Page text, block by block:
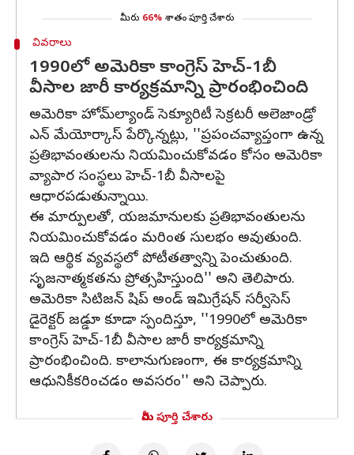
మీరు 66% శాతం పూర్తి చేశారు
వివరాలు
1990లో అమెరికా కాంగ్రెస్‌ హెచ్-1బీ
వీసాల జారీ కార్యక్రమాన్ని ప్రారంభించింది
అమెరికా హోమ్‌ల్యాండ్‌ సెక్యూరిటీ సెక్రటరీ అలెజాండ్రో
ఎన్‌ మేయోర్కాస్‌ పేర్కొన్నట్లు, ''ప్రపంచవ్యాప్తంగా ఉన్న
ప్రతిభావంతులను నియమించుకోవడం కోసం అమెరికా
వ్యాపార సంస్థలు హెచ్-1బీ వీసాలపై
ఆధారపడుతున్నాయి.
ఈ మార్పులతో, యజమానులకు ప్రతిభావంతులను
నియమించుకోవడం మరింత సులభం అవుతుంది.
ఇది ఆర్థిక వ్యవస్థలో పోటీతత్వాన్ని పెంచుతుంది.
సృజనాత్మకతను ప్రోత్సహిస్తుంది'' అని తెలిపారు.
అమెరికా సిటిజన్‌ షిప్‌ అండ్‌ ఇమిగ్రేషన్‌ సర్వీసెస్‌
డైరెక్టర్‌ జడ్డూ కూడా స్పందిస్తూ, ''1990లో అమెరికా
కాంగ్రెస్‌ హెచ్-1బీ వీసాల జారీ కార్యక్రమాన్ని
ప్రారంభించింది. కాలానుగుణంగా, ఈ కార్యక్రమాన్ని
ఆధునికీకరించడం అవసరం'' అని చెప్పారు.
మీరు పూర్తి చేశారు